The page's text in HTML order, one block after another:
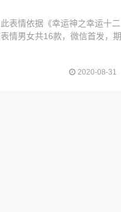
表情依据《幸运神之幸运十二
情男女共16款，微信首发，期
2020-08-31